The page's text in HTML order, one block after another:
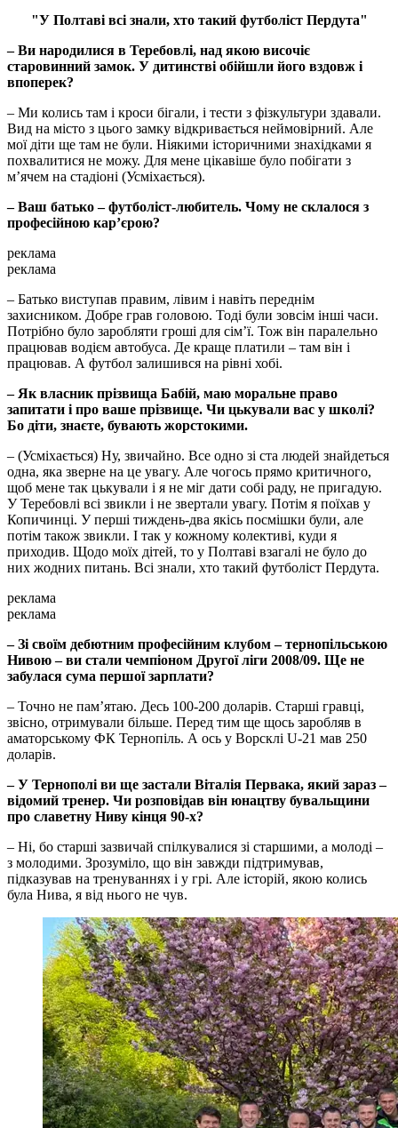
"У Полтаві всі знали, хто такий футболіст Пердута"
– Ви народилися в Теребовлі, над якою височіє
старовинний замок. У дитинстві обійшли його вздовж і
впоперек?
– Ми колись там і кроси бігали, і тести з фізкультури здавали.
Вид на місто з цього замку відкривається неймовірний. Але
мої діти ще там не були. Ніякими історичними знахідками я
похвалитися не можу. Для мене цікавіше було побігати з
м’ячем на стадіоні (Усміхається).
– Ваш батько – футболіст-любитель. Чому не склалося з
професійною кар’єрою?
реклама
реклама
– Батько виступав правим, лівим і навіть переднім
захисником. Добре грав головою. Тоді були зовсім інші часи.
Потрібно було заробляти гроші для сім’ї. Тож він паралельно
працював водієм автобуса. Де краще платили – там він і
працював. А футбол залишився на рівні хобі.
– Як власник прізвища Бабій, маю моральне право
запитати і про ваше прізвище. Чи цькували вас у школі?
Бо діти, знаєте, бувають жорстокими.
– (Усміхається) Ну, звичайно. Все одно зі ста людей знайдеться
одна, яка зверне на це увагу. Але чогось прямо критичного,
щоб мене так цькували і я не міг дати собі раду, не пригадую.
У Теребовлі всі звикли і не звертали увагу. Потім я поїхав у
Копичинці. У перші тиждень-два якісь посмішки були, але
потім також звикли. І так у кожному колективі, куди я
приходив. Щодо моїх дітей, то у Полтаві взагалі не було до
них жодних питань. Всі знали, хто такий футболіст Пердута.
реклама
реклама
– Зі своїм дебютним професійним клубом – тернопільською
Нивою – ви стали чемпіоном Другої ліги 2008/09. Ще не
забулася сума першої зарплати?
– Точно не пам’ятаю. Десь 100-200 доларів. Старші гравці,
звісно, отримували більше. Перед тим ще щось заробляв в
аматорському ФК Тернопіль. А ось у Ворсклі U-21 мав 250
доларів.
– У Тернополі ви ще застали Віталія Первака, який зараз –
відомий тренер. Чи розповідав він юнацтву бувальщини
про славетну Ниву кінця 90-х?
– Ні, бо старші зазвичай спілкувалися зі старшими, а молоді –
з молодими. Зрозуміло, що він завжди підтримував,
підказував на тренуваннях і у грі. Але історій, якою колись
була Нива, я від нього не чув.